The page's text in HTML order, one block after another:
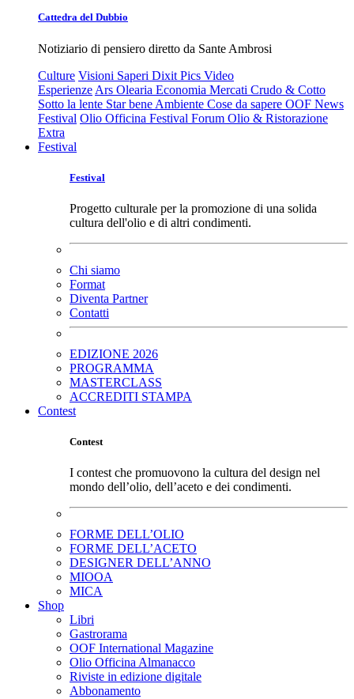
Cattedra del Dubbio
Notiziario di pensiero diretto da Sante Ambrosi
Culture Visioni Saperi Dixit Pics Video
Esperienze Ars Olearia Economia Mercati Crudo & Cotto
Sotto la lente Star bene Ambiente Cose da sapere OOF News
Festival Olio Officina Festival Forum Olio & Ristorazione
Extra
Festival
Festival
Progetto culturale per la promozione di una solida
cultura dell'olio e di altri condimenti.
Chi siamo
Format
Diventa Partner
Contatti
EDIZIONE 2026
PROGRAMMA
MASTERCLASS
ACCREDITI STAMPA
Contest
Contest
I contest che promuovono la cultura del design nel
mondo dell’olio, dell’aceto e dei condimenti.
FORME DELL’OLIO
FORME DELL’ACETO
DESIGNER DELL’ANNO
MIOOA
MICA
Shop
Libri
Gastrorama
OOF International Magazine
Olio Officina Almanacco
Riviste in edizione digitale
Abbonamento